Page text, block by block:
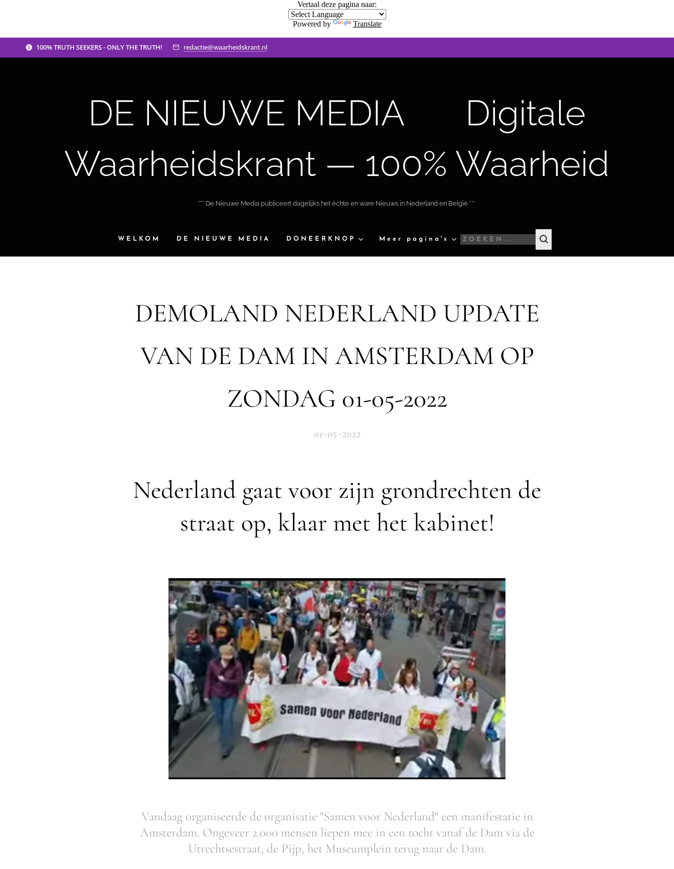
Vertaal deze pagina naar:
Powered by Translate
100% TRUTH SEEKERS - ONLY THE TRUTH! redactie@waarheidskrant.nl
DE NIEUWE MEDIA 🟣 Digitale
Waarheidskrant — 100% Waarheid
*** De Nieuwe Media publiceert dagelijks het èchte en ware Nieuws in Nederland en België ***
WELKOM DE NIEUWE MEDIA DONEERKNOP Meer pagina's
DEMOLAND NEDERLAND UPDATE
VAN DE DAM IN AMSTERDAM OP
ZONDAG 01-05-2022
01-05-2022
Nederland gaat voor zijn grondrechten de
straat op, klaar met het kabinet!
Vandaag organiseerde de organisatie "Samen voor Nederland" een manifestatie in
Amsterdam. Ongeveer 2.000 mensen liepen mee in een tocht vanaf de Dam via de
Utrechtsestraat, de Pijp, het Museumplein terug naar de Dam.